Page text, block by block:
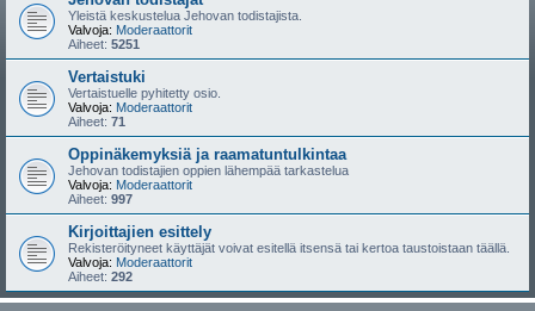
Yleistä keskustelua Jehovan todistajista.
Valvoja: Moderaattorit
Aiheet: 5251
Vertaistuki
Vertaistuelle pyhitetty osio.
Valvoja: Moderaattorit
Aiheet: 71
Oppinäkemyksiä ja raamatuntulkintaa
Jehovan todistajien oppien lähempää tarkastelua
Valvoja: Moderaattorit
Aiheet: 997
Kirjoittajien esittely
Rekisteröityneet käyttäjät voivat esitellä itsensä tai kertoa taustoistaan täällä.
Valvoja: Moderaattorit
Aiheet: 292